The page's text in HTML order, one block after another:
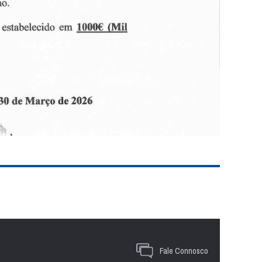
Fale Connosco